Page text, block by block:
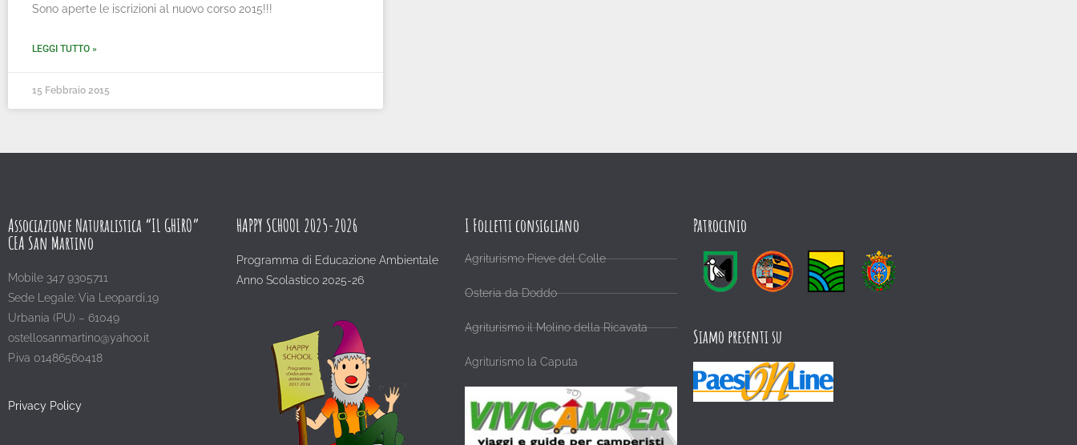
Sono aperte le iscrizioni al nuovo corso 2015!!!
LEGGI TUTTO »
15 Febbraio 2015
Associazione Naturalistica “IL GHIRO”
CEA San Martino
Mobile 347 9305711
Sede Legale: Via Leopardi,19
Urbania (PU) – 61049
ostellosanmartino@yahoo.it
P.iva 01486560418
Privacy Policy
HAPPY SCHOOL 2025-2026
Programma di Educazione Ambientale
Anno Scolastico 2025-26
I Folletti consigliano
Agriturismo Pieve del Colle
Osteria da Doddo
Agriturismo il Molino della Ricavata
Agriturismo la Caputa
Patrocinio
Siamo presenti su